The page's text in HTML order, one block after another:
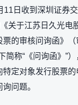
11日收到深圳证券
关于江苏日久光电
的审核问询函》（
简称“《问询函》”
特定对象发行股票
问题。